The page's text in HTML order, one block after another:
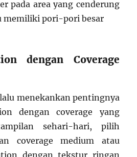
pada area yang cenderung
memiliki pori-pori besar
dengan Coverage
menekankan pentingnya
dengan coverage yang
sehari-hari, pilih
coverage medium atau
dengan tekstur ringan